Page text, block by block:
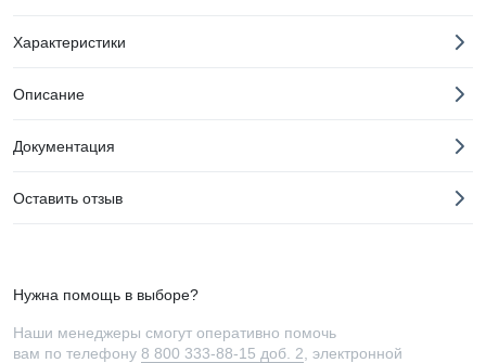
Характеристики
Описание
Документация
Оставить отзыв
Нужна помощь в выборе?
Наши менеджеры смогут оперативно помочь
вам по телефону 8 800 333-88-15 доб. 2 , электронной